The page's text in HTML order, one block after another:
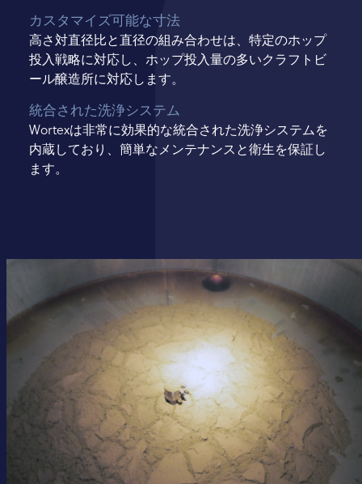
カスタマイズ可能な寸法
高さ対直径比と直径の組み合わせは、特定のホップ
投入戦略に対応し、ホップ投入量の多いクラフトビ
ール醸造所に対応します。
統合された洗浄システム
Wortexは非常に効果的な統合された洗浄システムを
内蔵しており、簡単なメンテナンスと衛生を保証し
ます。